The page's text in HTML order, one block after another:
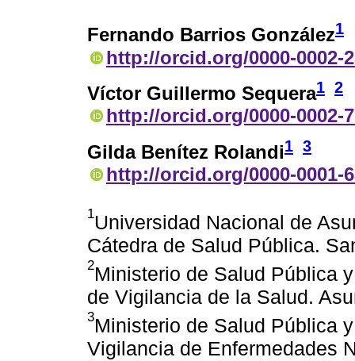
Fernando Barrios González1
http://orcid.org/0000-0002-
Víctor Guillermo Sequera1 2
http://orcid.org/0000-0002-
Gilda Benítez Rolandi1 3
http://orcid.org/0000-0001-
1Universidad Nacional de
Cátedra de Salud Pública.
2Ministerio de Salud Pública
de Vigilancia de la Salud.
3Ministerio de Salud Pública
Vigilancia de Enfermedades